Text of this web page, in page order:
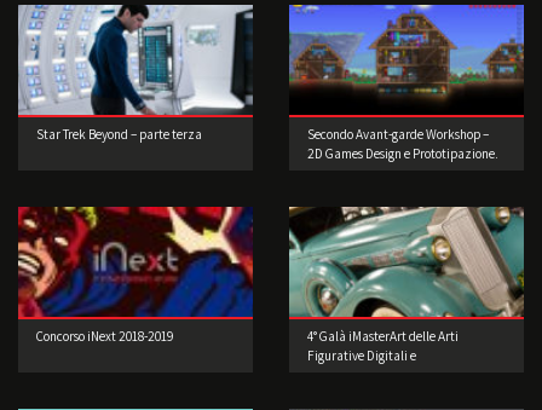
Star Trek Beyond – parte terza
Secondo Avant-garde Workshop –
2D Games Design e Prototipazione.
Concorso iNext 2018-2019
4° Galà iMasterArt delle Arti
Figurative Digitali e